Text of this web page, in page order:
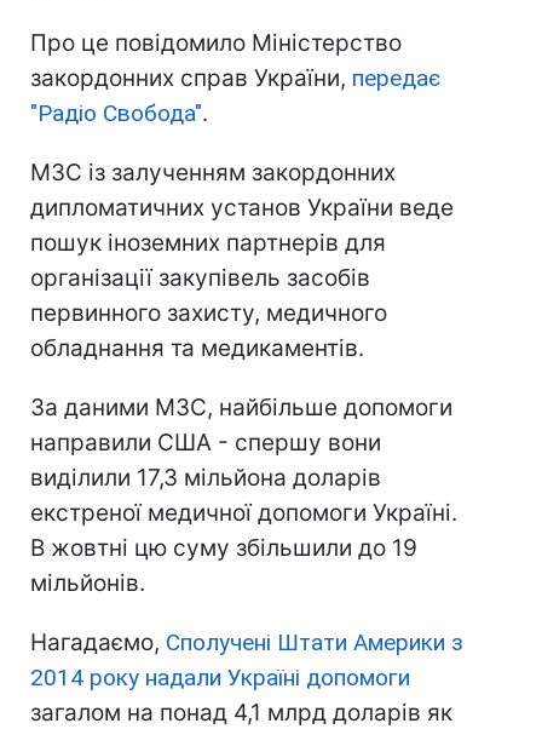
Про це повідомило Міністерство
закордонних справ України, передає
"Радіо Свобода".
МЗС із залученням закордонних
дипломатичних установ України веде
пошук іноземних партнерів для
організації закупівель засобів
первинного захисту, медичного
обладнання та медикаментів.
За даними МЗС, найбільше допомоги
направили США - спершу вони
виділили 17,3 мільйона доларів
екстреної медичної допомоги Україні.
В жовтні цю суму збільшили до 19
мільйонів.
Нагадаємо, Сполучені Штати Америки з
2014 року надали Україні допомоги
загалом на понад 4,1 млрд доларів як